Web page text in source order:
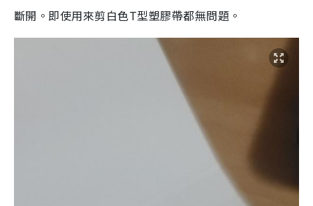
斷開。即使用來剪白色T型塑膠帶都無問題。